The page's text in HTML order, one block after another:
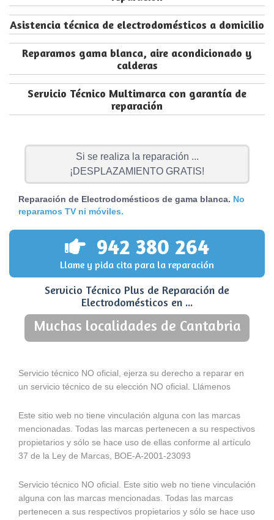
Asistencia técnica de electrodomésticos a domicilio
Reparamos gama blanca, aire acondicionado y
calderas
Servicio Técnico Multimarca con garantía de
reparación
Si se realiza la reparación ...
¡DESPLAZAMIENTO GRATIS!
Reparación de Electrodomésticos de gama blanca. No
reparamos TV ni móviles.
942 380 264
Llame y pida cita para la reparación
Servicio Técnico Plus de Reparación de
Electrodomésticos en ...
Muchas localidades de Cantabria
Servicio técnico NO oficial, ejerza su derecho a reparar en
un servicio técnico de su elección NO oficial. Llámenos
Este sitio web no tiene vinculación alguna con las marcas
mencionadas. Todas las marcas pertenecen a su respectivos
propietarios y sólo se hace uso de ellas conforme al artículo
37 de la Ley de Marcas, BOE-A-2001-23093
Servicio técnico NO oficial. Este sitio web no tiene vinculación
alguna con las marcas mencionadas. Todas las marcas
pertenecen a sus respectivos propietarios y sólo se hace uso